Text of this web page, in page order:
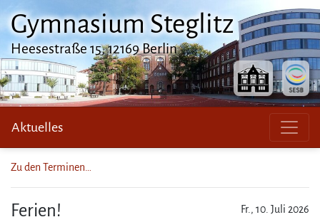
Gymnasium Steglitz
Heesestraße 15, 12169 Berlin
Aktuelles
Zu den Terminen…
Fr., 10. Juli 2026
Ferien!